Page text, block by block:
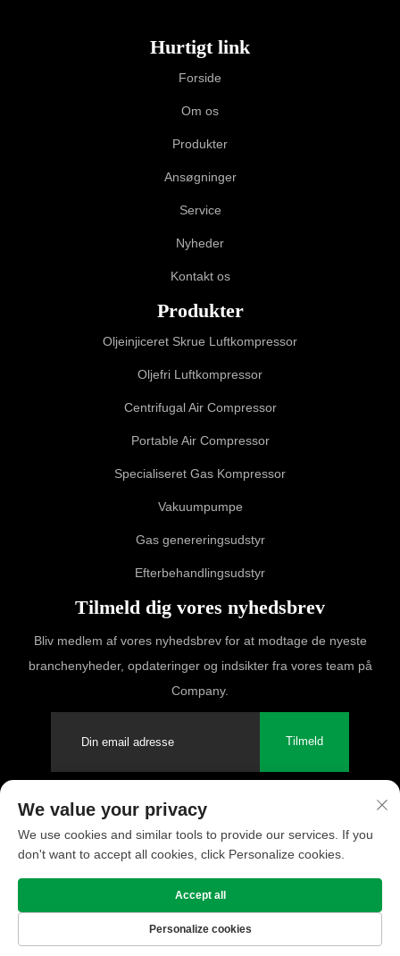
Hurtigt link
Forside
Om os
Produkter
Ansøgninger
Service
Nyheder
Kontakt os
Produkter
Oljeinjiceret Skrue Luftkompressor
Oljefri Luftkompressor
Centrifugal Air Compressor
Portable Air Compressor
Specialiseret Gas Kompressor
Vakuumpumpe
Gas genereringsudstyr
Efterbehandlingsudstyr
Tilmeld dig vores nyhedsbrev
Bliv medlem af vores nyhedsbrev for at modtage de nyeste
branchenyheder, opdateringer og indsikter fra vores team på
Company.
Tilmeld
rettigheder forbeholdes
Forside Produkt Om Kontakt
We value your privacy
We use cookies and similar tools to provide our services. If you
don't want to accept all cookies, click Personalize cookies.
Personalize cookies
Accept all